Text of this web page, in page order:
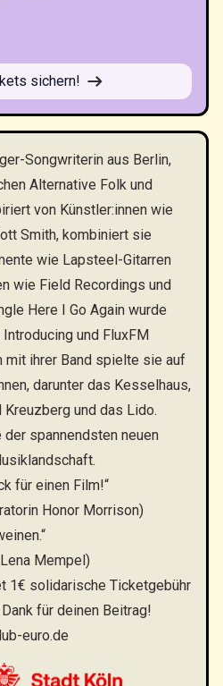
sichern!
Songwriterin aus Berlin,
Alternative Folk und
von Künstler:innen wie
Smith, kombiniert sie
wie Lapsteel-Gitarren
wie Field Recordings und
Here I Go Again wurde
und FluxFM
mit ihrer Band spielte sie auf
darunter das Kesselhaus,
und das Lido.
spannendsten neuen
für einen Film!“
Honor Morrison)
Mempel)
1€ solidarische Ticketgebühr
für deinen Beitrag!
euro.de